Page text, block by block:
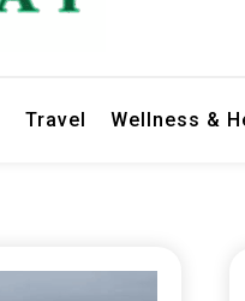
Travel Wellness &